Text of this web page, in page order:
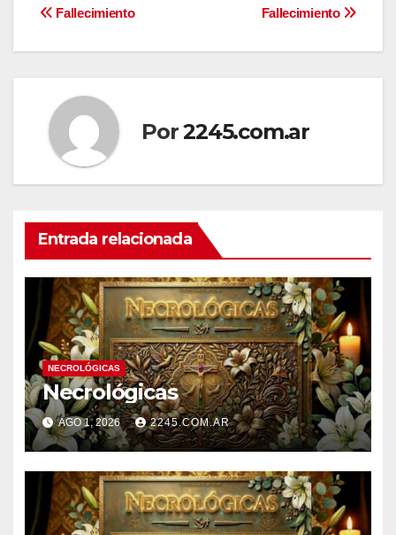
Navegación
de
entradas
Fallecimiento
Fallecimiento
Por2245.com.ar
Entrada relacionada
NECROLÓGICAS
Necrológicas
AGO 1, 2026 2245.COM.AR